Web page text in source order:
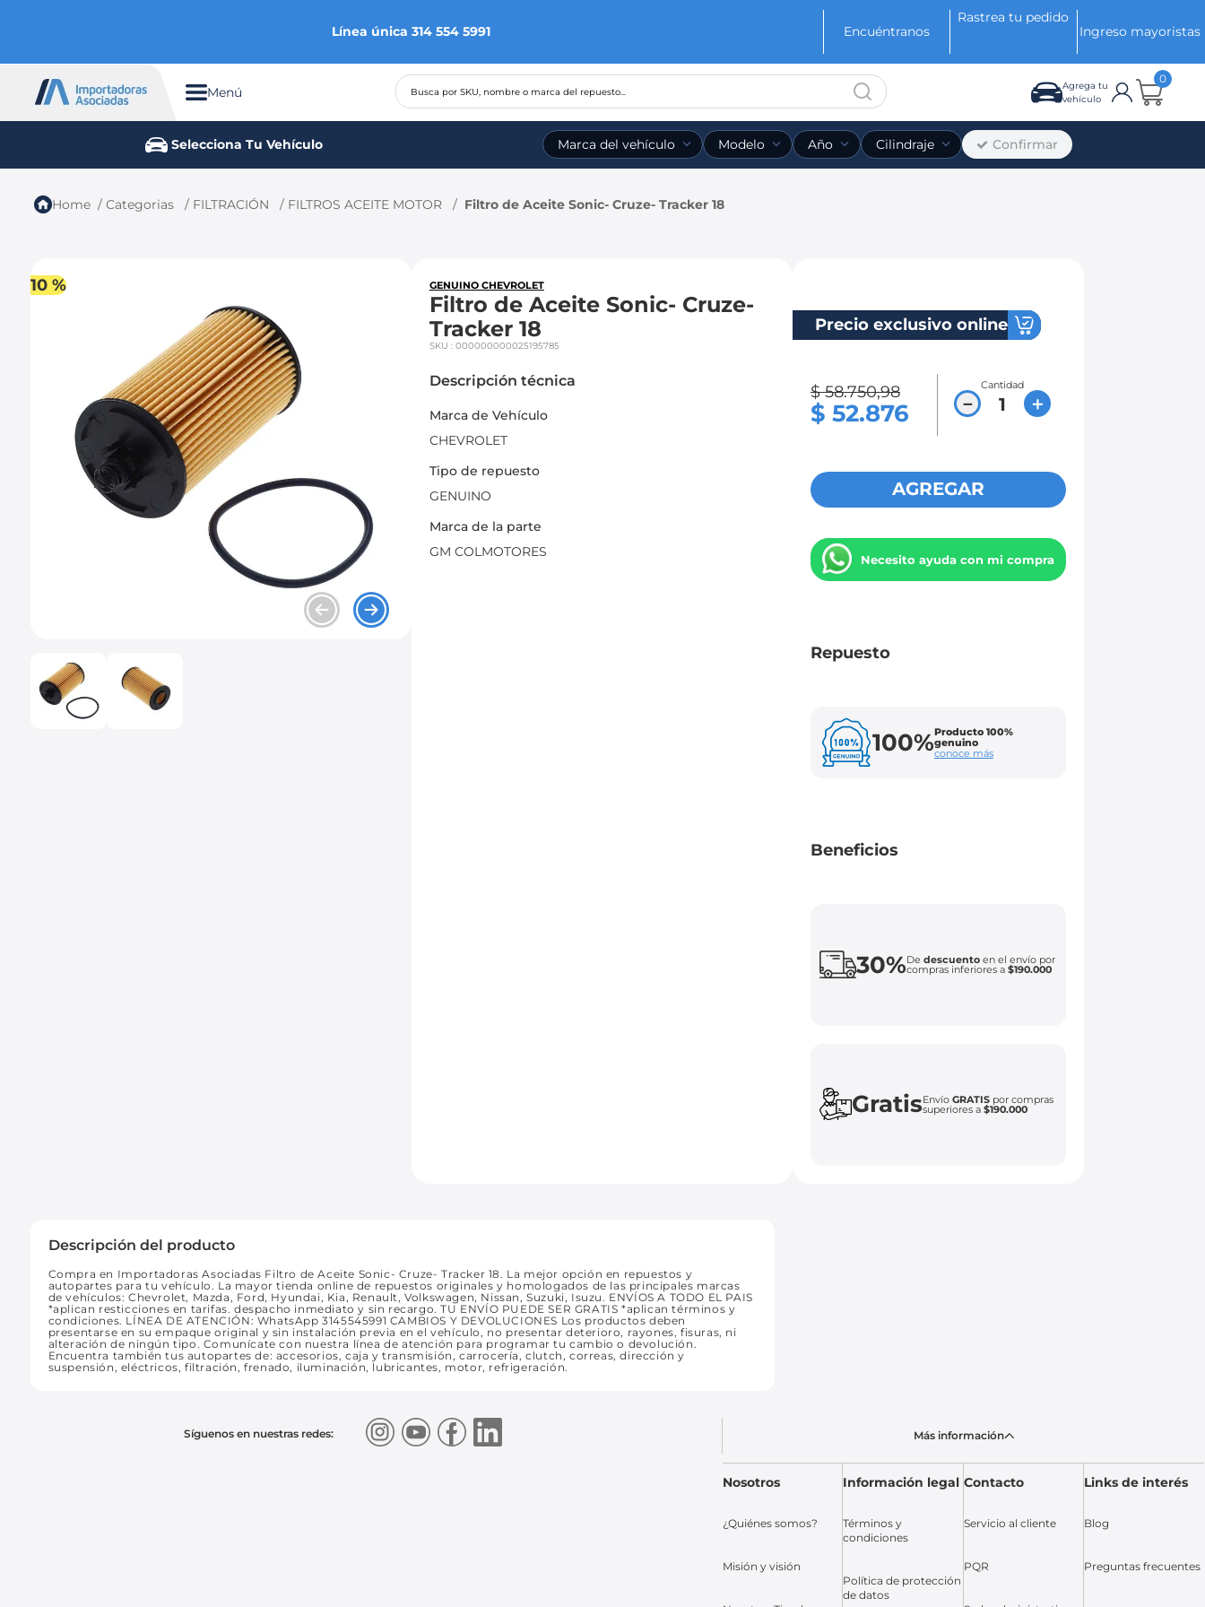
Línea única 314 554 5991 Encuéntranos
Rastrea tu pedido
Ingreso mayoristas
Menú
Busca por SKU, nombre o marca del repuesto...
Agrega tu
vehículo
0
Selecciona Tu Vehículo Marca del vehículo Modelo Año Cilindraje Confirmar
Categorias FILTRACIÓN FILTROS ACEITE MOTOR Filtro de Aceite Sonic- Cruze- Tracker 18
10 % GENUINO CHEVROLET
Filtro de Aceite Sonic- Cruze-
Tracker 18
SKU : 000000000025195785
Descripción técnica
Marca de Vehículo
CHEVROLET
Tipo de repuesto
GENUINO
Marca de la parte
GM COLMOTORES
Precio exclusivo online
$ 58.750,98
$ 52.876
Cantidad
＋
－
AGREGAR
Necesito ayuda con mi compra
Repuesto
100%Producto 100%
genuino
conoce más
Beneficios
30%De descuentoen el envío por
compras inferiores a $190.000
GratisEnvío GRATISpor compras
superiores a $190.000
Descripción del producto
Compra en Importadoras Asociadas Filtro de Aceite Sonic- Cruze- Tracker 18. La mejor opción en repuestos y
autopartes para tu vehículo. La mayor tienda online de repuestos originales y homologados de las principales marcas
de vehículos: Chevrolet, Mazda, Ford, Hyundai, Kia, Renault, Volkswagen, Nissan, Suzuki, Isuzu. ENVÍOS A TODO EL PAIS
*aplican resticciones en tarifas. despacho inmediato y sin recargo. TU ENVÍO PUEDE SER GRATIS *aplican términos y
condiciones. LÍNEA DE ATENCIÓN: WhatsApp 3145545991 CAMBIOS Y DEVOLUCIONES Los productos deben
presentarse en su empaque original y sin instalación previa en el vehículo, no presentar deterioro, rayones, fisuras, ni
alteración de ningún tipo. Comunícate con nuestra línea de atención para programar tu cambio o devolución.
Encuentra también tus autopartes de: accesorios, caja y transmisión, carrocería, clutch, correas, dirección y
suspensión, eléctricos, filtración, frenado, iluminación, lubricantes, motor, refrigeración.
Síguenos en nuestras redes: Más información
Nosotros
¿Quiénes somos?
Misión y visión
Información legal
Términos y
condiciones
Política de protección
de datos
Contacto
Servicio al cliente
PQR
Links de interés
Blog
Preguntas frecuentes
TÉRMINOS MÁS BUSCADOS
chevrolet
spark gt
chevrolet sail
9.
chevrolet spark gt
10
mazda 2